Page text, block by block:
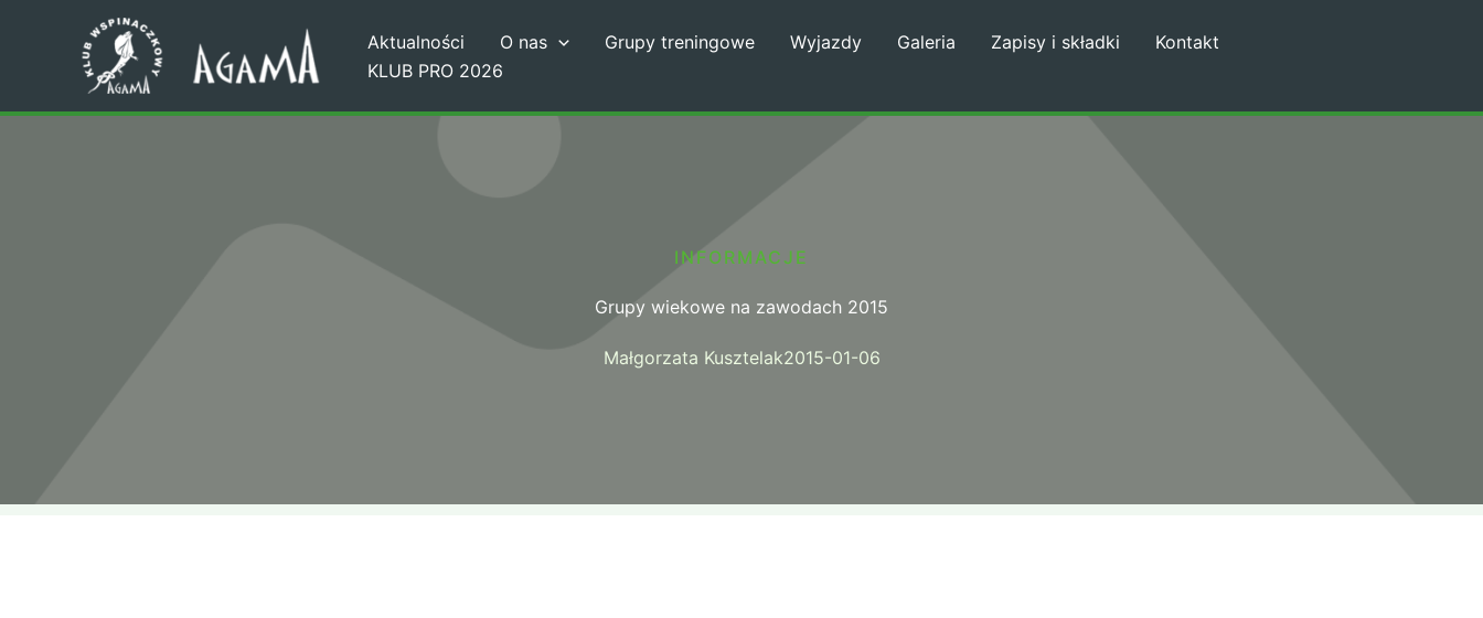
Aktualności O nas Grupy treningowe Wyjazdy Galeria Zapisy i składki
Kontakt
KLUB PRO 2026
INFORMACJE
Grupy wiekowe na zawodach 2015
Małgorzata Kusztelak2015-01-06